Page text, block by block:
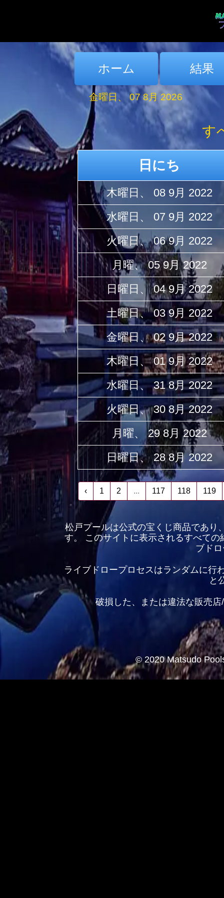
ホーム 結果
金曜日、 07 8月 2026
す
日にち
木曜日、 08 9月 2022
水曜日、 07 9月 2022
火曜日、 06 9月 2022
月曜、 05 9月 2022
日曜日、 04 9月 2022
土曜日、 03 9月 2022
金曜日、 02 9月 2022
木曜日、 01 9月 2022
水曜日、 31 8月 2022
火曜日、 30 8月 2022
月曜、 29 8月 2022
日曜日、 28 8月 2022
‹ 1 2 ... 117 118 119
松戸プールは公式の宝くじ商品であり
す。 このサイトに表示されるすべて
ブド
ライブドロープロセスはランダムに行
と
破損した、または違法な販売
© 2020 Matsudo